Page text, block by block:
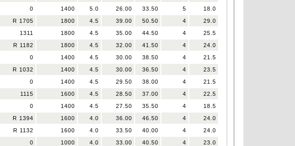
0 1400 5.0 26.00 33.50 5
18.0
R 1705 1800 4.5 39.00 50.50 4
29.0
1311 1800 4.5 35.00 44.50 4
25.5
R 1182 1800 4.5 32.00 41.50 4
24.0
0 1400 4.5 30.00 38.50 4
21.5
R 1032 1400 4.5 30.00 36.50 4
23.5
0 1400 4.5 29.50 38.00 4
21.5
1115 1600 4.5 28.50 37.00 4
22.5
0 1400 4.5 27.50 35.50 4
18.5
R 1394 1600 4.0 36.00 46.50 4
24.0
R 1132 1600 4.0 33.50 40.00 4
24.0
0 1000 4.0 33.00 40.50 4
23.0